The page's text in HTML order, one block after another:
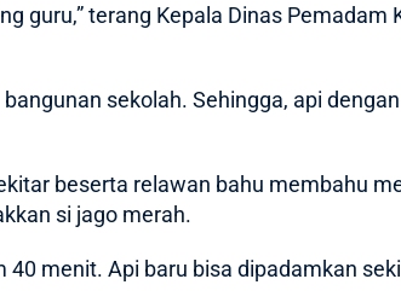
guru,” terang Kepala Dinas
sekolah. Sehingga, api
beserta relawan bahu membahu
si jago merah.
menit. Api baru bisa dipadamkan